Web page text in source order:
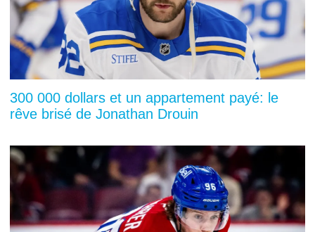
300 000 dollars et un appartement payé: le
rêve brisé de Jonathan Drouin